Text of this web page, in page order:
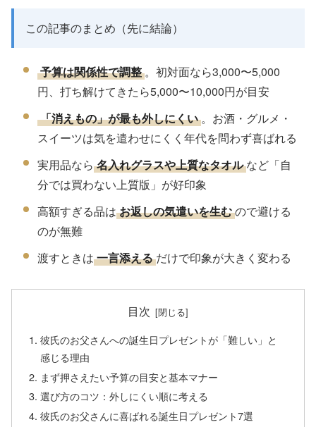
この記事のまとめ（先に結論）
予算は関係性で調整 。初対面なら3,000〜5,000
円、打ち解けてきたら5,000〜10,000円が目安
「消えもの」が最も外しにくい 。お酒・グルメ・
スイーツは気を遣わせにくく年代を問わず喜ばれる
実用品なら名入れグラスや上質なタオル など「自
分では買わない上質版」が好印象
高額すぎる品はお返しの気遣いを生むので避ける
のが無難
渡すときは一言添える だけで印象が大きく変わる
目次
彼氏のお父さんへの誕生日プレゼントが「難しい」と
感じる理由
まず押さえたい予算の目安と基本マナー
選び方のコツ：外しにくい順に考える
彼氏のお父さんに喜ばれる誕生日プレゼント7選